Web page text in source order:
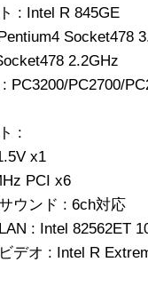
: Intel R 845GE
Socket478
2.2GHz
PC3200/PC2700/
:
x1
PCI x6
ウンド : 6ch対応
: Intel 82562ET
デオ : Intel R